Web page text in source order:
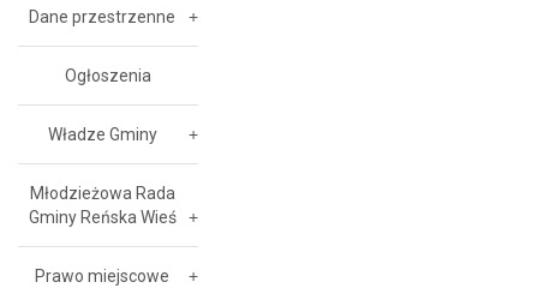
Dane przestrzenne
Ogłoszenia
Władze Gminy
Młodzieżowa Rada
Gminy Reńska Wieś
Prawo miejscowe